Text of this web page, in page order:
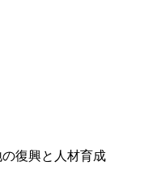
復興と人材育成